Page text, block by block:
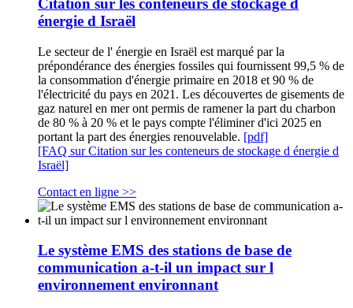
Citation sur les conteneurs de stockage d
énergie d Israël
Le secteur de l' énergie en Israël est marqué par la
prépondérance des énergies fossiles qui fournissent 99,5 % de
la consommation d'énergie primaire en 2018 et 90 % de
l'électricité du pays en 2021. Les découvertes de gisements de
gaz naturel en mer ont permis de ramener la part du charbon
de 80 % à 20 % et le pays compte l'éliminer d'ici 2025 en
portant la part des énergies renouvelable. [pdf]
[FAQ sur Citation sur les conteneurs de stockage d énergie d
Israël]
Contact en ligne >>
Le système EMS des stations de base de
communication a-t-il un impact sur l
environnement environnant